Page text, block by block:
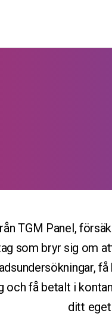
TGM Panel,
som bryr sig om
och få betalt i
ditt